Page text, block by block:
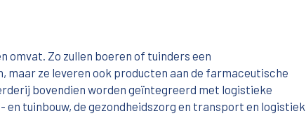
omvat. Zo zullen boeren of tuinders een
ze leveren ook producten aan de farmaceutische
bovendien worden geïntegreerd met logistieke
tuinbouw, de gezondheidszorg en transport en logistiek